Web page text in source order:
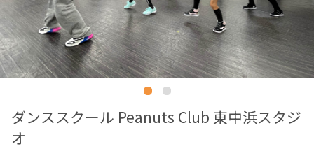
ダンススクール Peanuts Club 東中浜スタジ
オ